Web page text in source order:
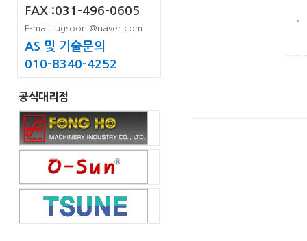
FAX :031-496-0605
E-mail: ugsooni@naver.com
AS 및 기술문의
010-8340-4252
공식대리점